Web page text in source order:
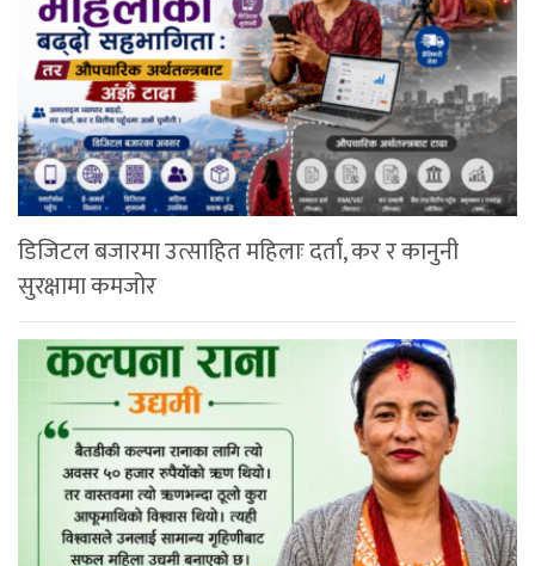
डिजिटल बजारमा उत्साहित महिलाः दर्ता, कर र कानुनी
सुरक्षामा कमजोर